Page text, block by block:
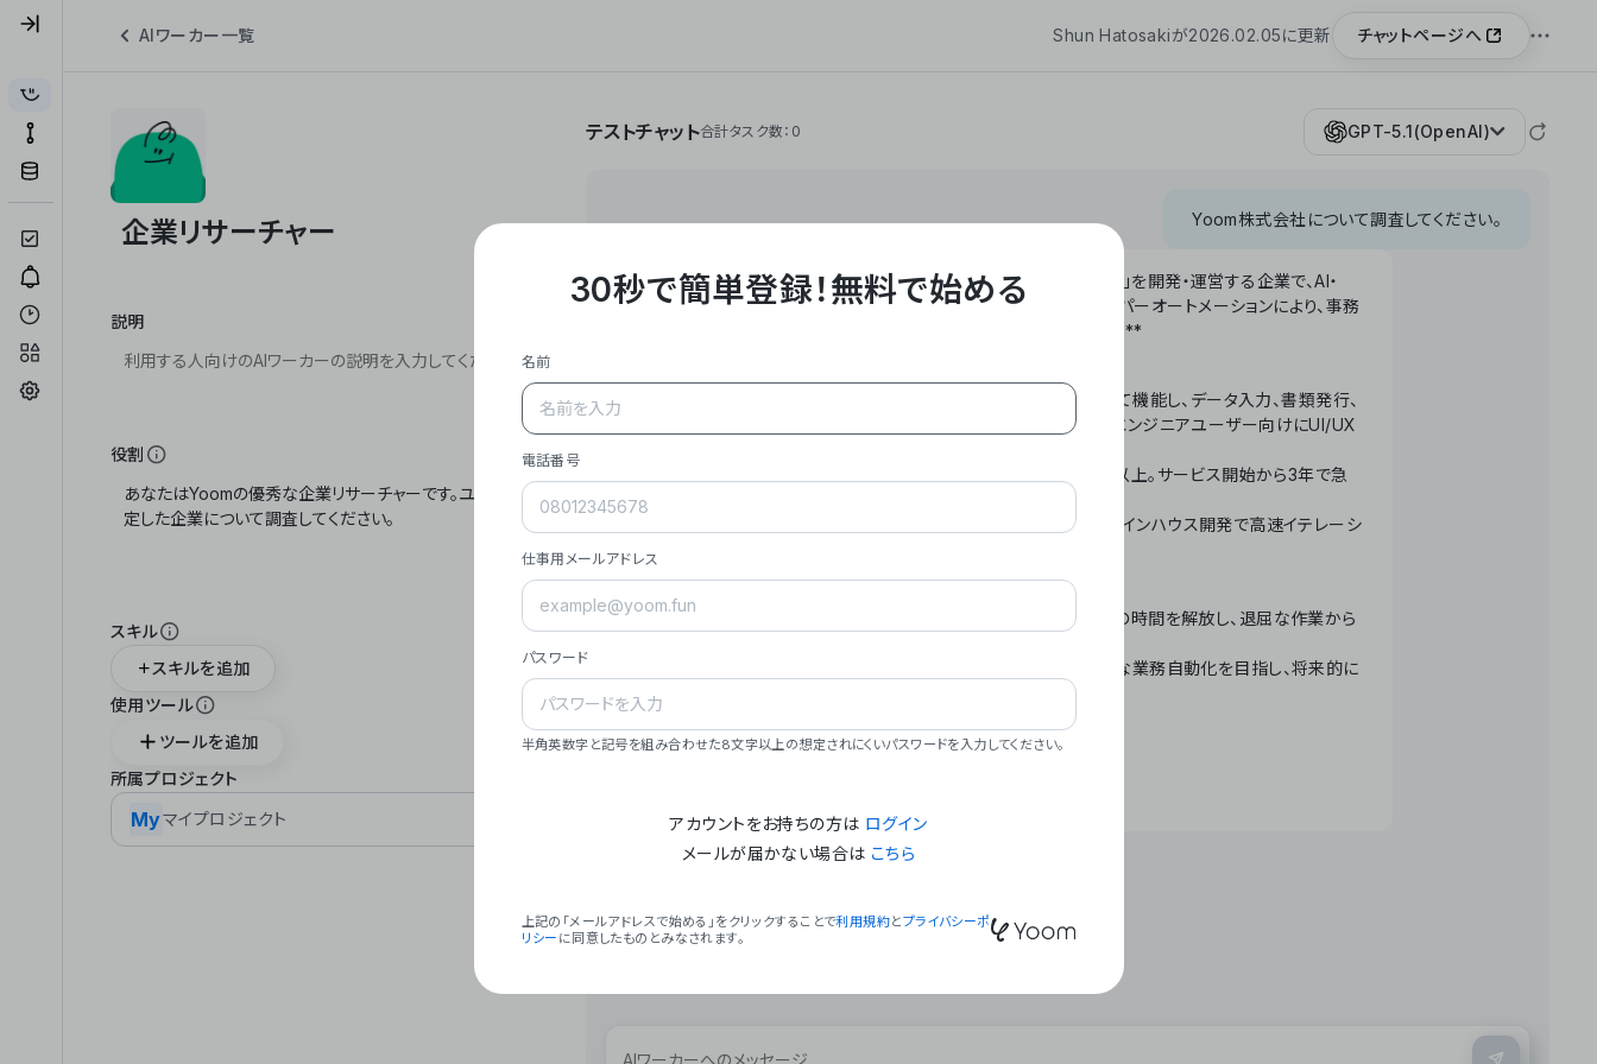
AIワーカー一覧 Shun Hatosakiが2026.02.05に更新 チャットページへ
説明
役割
スキル
スキルを追加
使用ツール
ツールを追加
所属プロジェクト
Myマイプロジェクト
テストチャット合計タスク数：0 GPT-5.1(OpenAI)
Yoom株式会社について調査してください。
**Yoom株式会社は、ビジネスオートメーションSaaS「Yoom」を開発・運営する企業で、AI・
API・RPA・OCRなどの技術をノーコードで組み合わせたハイパーオートメーションにより、事務
作業やデスクワークを自動化するサービスを提供しています。**
- **主力プロダクト「Yoom」**: SaaS連携データベースとして機能し、データ入力、書類発行、
メール対応、請求書処理、日報作成などの業務を自動化。非エンジニアユーザー向けにUI/UX
- **実績**: 国内利用社数20,000社超、直近成長率300%以上。サービス開始から3年で急
- **強み**: すべての自動化技術を1プラットフォームで完結。インハウス開発で高速イテレーシ
- **ミッション**: 「We Make Time」 – テクノロジーで人々の時間を解放し、退屈な作業から
- **ビジョン**: 「Global Business Automation」 – 世界的な業務自動化を目指し、将来的に
### 会社概要
30秒で簡単登録！無料で始める
名前
電話番号
仕事用メールアドレス
パスワード
半角英数字と記号を組み合わせた8文字以上の想定されにくいパスワードを入力してください。
アカウントをお持ちの方は ログイン
メールが届かない場合は こちら
上記の「メールアドレスで始める」をクリックすることで利用規約とプライバシーポ
リシー に同意したものとみなされます。